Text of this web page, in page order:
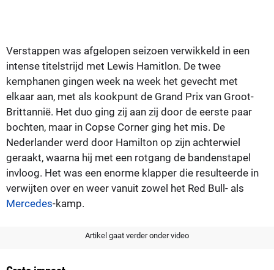
Verstappen was afgelopen seizoen verwikkeld in een
intense titelstrijd met Lewis Hamitlon. De twee
kemphanen gingen week na week het gevecht met
elkaar aan, met als kookpunt de Grand Prix van Groot-
Brittannië. Het duo ging zij aan zij door de eerste paar
bochten, maar in Copse Corner ging het mis. De
Nederlander werd door Hamilton op zijn achterwiel
geraakt, waarna hij met een rotgang de bandenstapel
invloog. Het was een enorme klapper die resulteerde in
verwijten over en weer vanuit zowel het Red Bull- als
Mercedes-kamp.
Artikel gaat verder onder video